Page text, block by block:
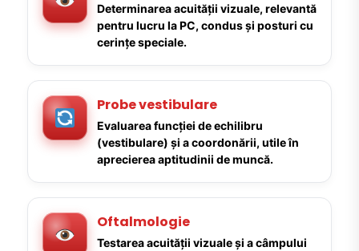
Determinarea acuității vizuale, relevantă
pentru lucru la PC, condus și posturi cu
cerințe speciale.
Probe vestibulare
Evaluarea funcției de echilibru
(vestibulare) și a coordonării, utile în
aprecierea aptitudinii de muncă.
Oftalmologie
Testarea acuității vizuale și a câmpului